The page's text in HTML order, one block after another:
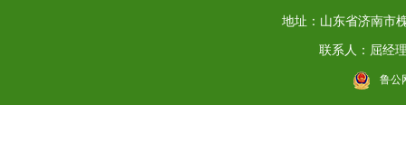
地址：山东省济南市
联系人：屈经
鲁公